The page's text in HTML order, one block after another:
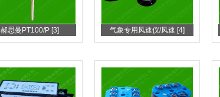
郝思曼PT100/P [3] 气象专用风速仪/风速 [4]